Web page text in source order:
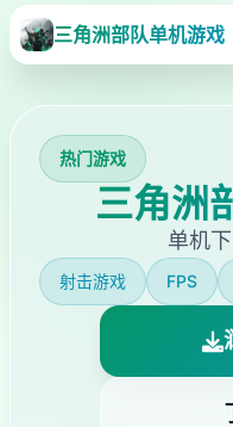
三角洲部队单机游戏
热门游戏
三角洲
单机
射击游戏 FPS